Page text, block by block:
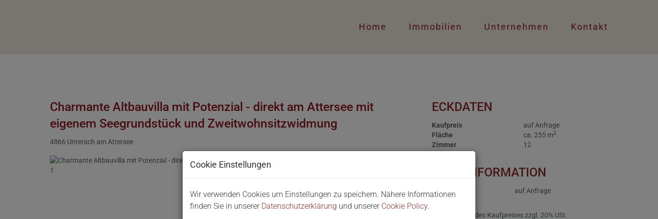
Home Immobilien Unternehmen Kontakt
Charmante Altbauvilla mit Potenzial - direkt am Attersee mit
eigenem Seegrundstück und Zweitwohnsitzwidmung
4866 Unterach am Attersee
ECKDATEN
Kaufpreis
auf Anfrage
Fläche
ca. 255 m2
Zimmer 12
PREISINFORMATION
Kaufpreis: auf Anfrage
3% des Kaufpreises zzgl. 20% USt.
Cookie Einstellungen
Wir verwenden Cookies um Einstellungen zu speichern. Nähere Informationen
finden Sie in unserer Datenschutzerklärung und unserer Cookie Policy.